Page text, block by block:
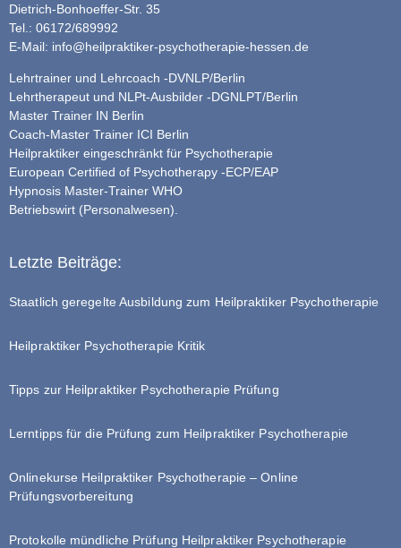
Dietrich-Bonhoeffer-Str. 35
Tel.: 06172/689992
E-Mail: info@heilpraktiker-psychotherapie-hessen.de
Lehrtrainer und Lehrcoach -DVNLP/Berlin
Lehrtherapeut und NLPt-Ausbilder -DGNLPT/Berlin
Master Trainer IN Berlin
Coach-Master Trainer ICI Berlin
Heilpraktiker eingeschränkt für Psychotherapie
European Certified of Psychotherapy -ECP/EAP
Hypnosis Master-Trainer WHO
Betriebswirt (Personalwesen).
Letzte Beiträge:
Staatlich geregelte Ausbildung zum Heilpraktiker Psychotherapie
Heilpraktiker Psychotherapie Kritik
Tipps zur Heilpraktiker Psychotherapie Prüfung
Lerntipps für die Prüfung zum Heilpraktiker Psychotherapie
Onlinekurse Heilpraktiker Psychotherapie – Online
Prüfungsvorbereitung
Protokolle mündliche Prüfung Heilpraktiker Psychotherapie